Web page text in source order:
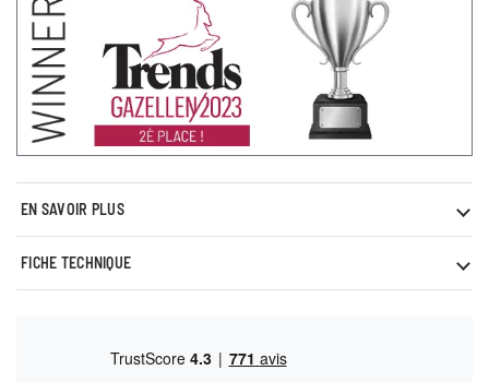
EN SAVOIR PLUS
FICHE TECHNIQUE